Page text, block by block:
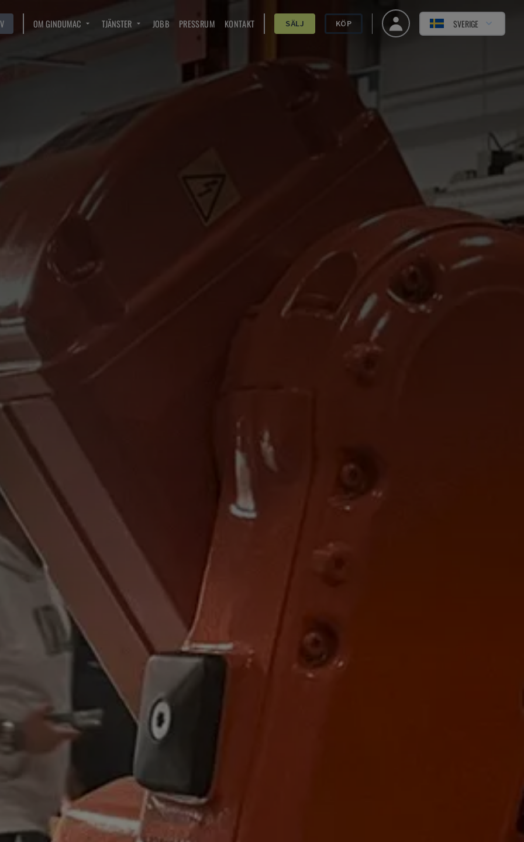
OM GINDUMAC TJÄNSTER JOBB PRESSRUM KONTAKT SÄLJ KÖP SVERIGE